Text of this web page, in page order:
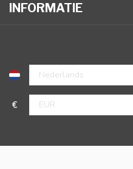
INFORMATIE
€